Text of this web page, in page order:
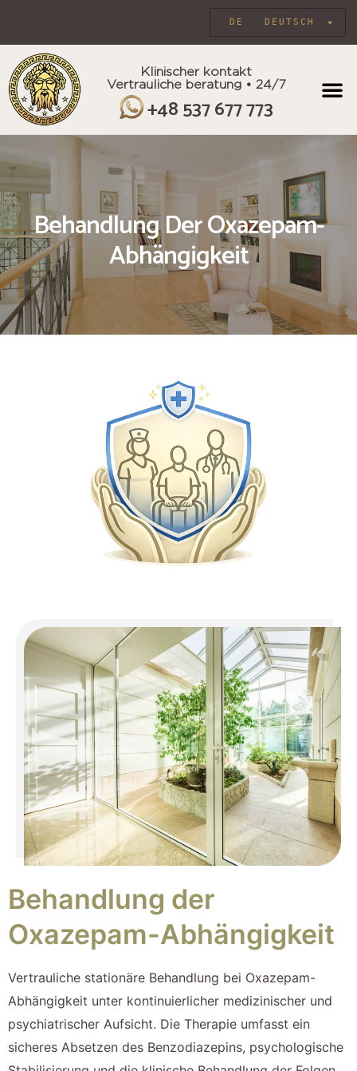
DEUTSCH
DE
Klinischer kontakt
Vertrauliche beratung • 24/7
+48 537 677 773
Behandlung Der Oxazepam-
Abhängigkeit
Behandlung der
Oxazepam-Abhängigkeit
Vertrauliche stationäre Behandlung bei Oxazepam-
Abhängigkeit unter kontinuierlicher medizinischer und
psychiatrischer Aufsicht. Die Therapie umfasst ein
sicheres Absetzen des Benzodiazepins, psychologische